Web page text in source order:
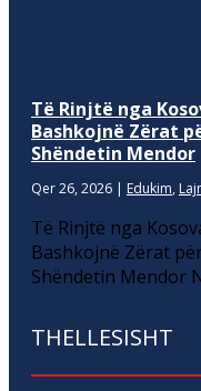
Të Rinjtë nga
Bashkojnë Zërat
Shëndetin Mendor
Qer 26, 2026 | Edukim,
Të Rinjtë nga
Bashkojnë Zërat
Shëndetin Mendor
THELLESISHT